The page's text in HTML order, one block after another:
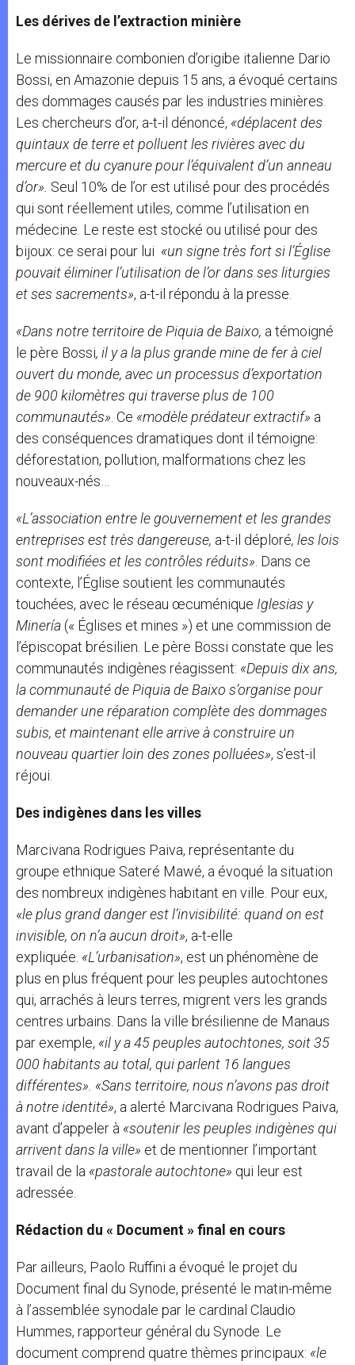
Les dérives de l’extraction minière
Le missionnaire combonien d’origibe italienne Dario
Bossi, en Amazonie depuis 15 ans, a évoqué certains
des dommages causés par les industries minières.
Les chercheurs d’or, a-t-il dénoncé, «déplacent des
quintaux de terre et polluent les rivières avec du
mercure et du cyanure pour l’équivalent d’un anneau
d’or». Seul 10% de l’or est utilisé pour des procédés
qui sont réellement utiles, comme l’utilisation en
médecine. Le reste est stocké ou utilisé pour des
bijoux: ce serai pour lui «un signe très fort si l’Église
pouvait éliminer l’utilisation de l’or dans ses liturgies
et ses sacrements», a-t-il répondu à la presse.
«Dans notre territoire de Piquia de Baixo, a témoigné
le père Bossi, il y a la plus grande mine de fer à ciel
ouvert du monde, avec un processus d’exportation
de 900 kilomètres qui traverse plus de 100
communautés». Ce «modèle prédateur extractif» a
des conséquences dramatiques dont il témoigne:
déforestation, pollution, malformations chez les
nouveaux-nés…
«L’association entre le gouvernement et les grandes
entreprises est très dangereuse, a-t-il déploré, les lois
sont modifiées et les contrôles réduits». Dans ce
contexte, l’Église soutient les communautés
touchées, avec le réseau œcuménique Iglesias y
Minería (« Églises et mines ») et une commission de
l’épiscopat brésilien. Le père Bossi constate que les
communautés indigènes réagissent: «Depuis dix ans,
la communauté de Piquia de Baixo s’organise pour
demander une réparation complète des dommages
subis, et maintenant elle arrive à construire un
nouveau quartier loin des zones polluées», s’est-il
réjoui.
Des indigènes dans les villes
Marcivana Rodrigues Paiva, représentante du
groupe ethnique Sateré Mawé, a évoqué la situation
des nombreux indigènes habitant en ville. Pour eux,
«le plus grand danger est l’invisibilité: quand on est
invisible, on n’a aucun droit», a-t-elle
expliquée. «L’urbanisation», est un phénomène de
plus en plus fréquent pour les peuples autochtones
qui, arrachés à leurs terres, migrent vers les grands
centres urbains. Dans la ville brésilienne de Manaus
par exemple, «il y a 45 peuples autochtones, soit 35
000 habitants au total, qui parlent 16 langues
différentes». «Sans territoire, nous n’avons pas droit
à notre identité», a alerté Marcivana Rodrigues Paiva,
avant d’appeler à «soutenir les peuples indigènes qui
arrivent dans la ville» et de mentionner l’important
travail de la «pastorale autochtone» qui leur est
adressée.
Rédaction du « Document » final en cours
Par ailleurs, Paolo Ruffini a évoqué le projet du
Document final du Synode, présenté le matin-même
à l’assemblée synodale par le cardinal Claudio
Hummes, rapporteur général du Synode. Le
document comprend quatre thèmes principaux: «le